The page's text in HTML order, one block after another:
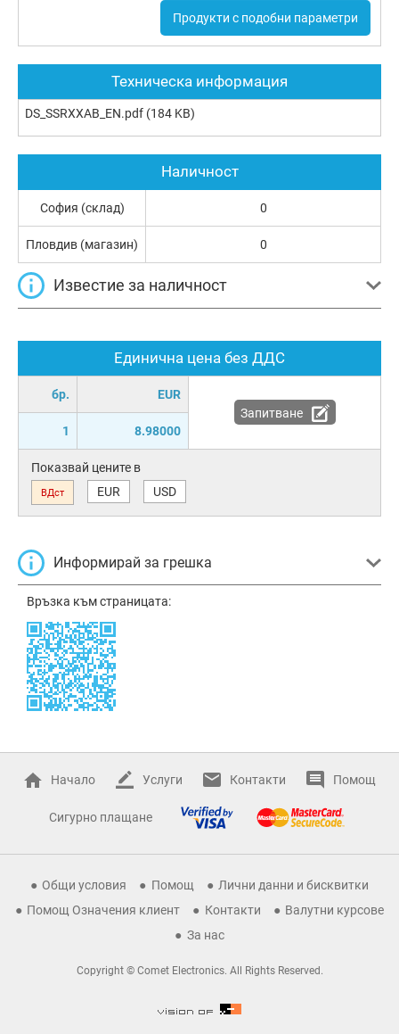
Продукти с подобни параметри
Техническа информация
DS_SSRXXAB_EN.pdf (184 KB)
Единична цена без ДДС
бр. EUR
1 8.98000
Запитване
Показвай цените в
ВДст EUR USD
Информирай за грешка
Връзка към страницата:
Наличност
София (склад) 0
Пловдив (магазин) 0
Известие за наличност
Начало Услуги Контакти Помощ
Сигурно плащане
Общи условия Помощ
Лични данни и бисквитки
Помощ Означения клиент
Контакти
Валутни курсове
За нас
Copyright © Comet Electronics. All Rights Reserved.